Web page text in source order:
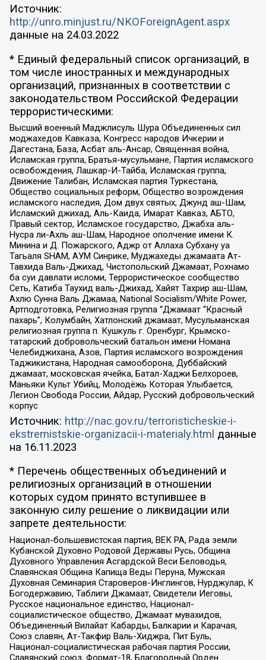
Источник:
http://unro.minjust.ru/NKOForeignAgent.aspx
данные на 24.03.2022
* Единый федеральный список организаций, в
том числе иностранных и международных
организаций, признанных в соответствии с
законодательством Российской Федерации
террористическими:
Высший военный Маджлисуль Шура Объединенных сил
моджахедов Кавказа, Конгресс народов Ичкерии и
Дагестана, База, Асбат аль-Ансар, Священная война,
Исламская группа, Братья-мусульмане, Партия исламского
освобождения, Лашкар-И-Тайба, Исламская группа,
Движение Талибан, Исламская партия Туркестана,
Общество социальных реформ, Общество возрождения
исламского наследия, Дом двух святых, Джунд аш-Шам,
Исламский джихад, Аль-Каида, Имарат Кавказ, АБТО,
Правый сектор, Исламское государство, Джабха аль-
Нусра ли-Ахль аш-Шам, Народное ополчение имени К.
Минина и Д. Пожарского, Аджр от Аллаха Субхану уа
Тагьаля SHAM, АУМ Синрике, Муджахеды джамаата Ат-
Тавхида Валь-Джихад, Чистопольский Джамаат, Рохнамо
ба суи давлати исломи, Террористическое сообщество
Сеть, Катиба Таухид валь-Джихад, Хайят Тахрир аш-Шам,
Ахлю Сунна Валь Джамаа, National Socialism/White Power,
Артподготовка, Религиозная группа “Джамаат “Красный
пахарь”, Колумбайн, Хатлонский джамаат, Мусульманская
религиозная группа п. Кушкуль г. Оренбург, Крымско-
татарский добровольческий батальон имени Номана
Челебиджихана, Азов, Партия исламского возрождения
Таджикистана, Народная самооборона, Дуббайский
джамаат, московская ячейка, Батал-Хаджи Белхороев,
Маньяки Культ Убийц, Молодёжь Которая Улыбается,
Легион Свобода России, Айдар, Русский добровольческий
корпус
Источник: http://nac.gov.ru/terroristicheskie-i-
ekstremistskie-organizacii-i-materialy.html данные
на 16.11.2023
* Перечень общественных объединений и
религиозных организаций в отношении
которых судом принято вступившее в
законную силу решение о ликвидации или
запрете деятельности:
Национал-большевистская партия, ВЕК РА, Рада земли
Кубанской Духовно Родовой Державы Русь, Община
Духовного Управления Асгардской Веси Беловодья,
Славянская Община Капища Веды Перуна, Мужская
Духовная Семинария Староверов-Инглингов, Нурджулар, К
Богодержавию, Таблиги Джамаат, Свидетели Иеговы,
Русское национальное единство, Национал-
социалистическое общество, Джамаат мувахидов,
Объединенный Вилайат Кабарды, Балкарии и Карачая,
Союз славян, Ат-Такфир Валь-Хиджра, Пит Буль,
Национал-социалистическая рабочая партия России,
Славянский союз, Формат-18, Благородный Орден